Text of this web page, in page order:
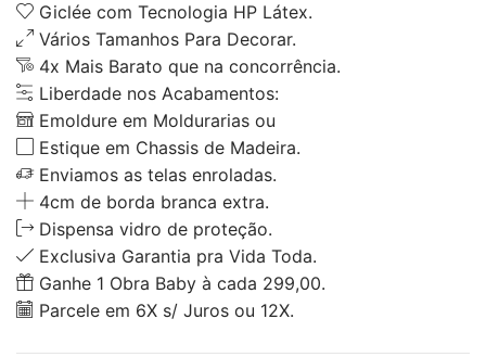
Giclée com Tecnologia HP Látex.
Vários Tamanhos Para Decorar.
4x Mais Barato que na concorrência.
Liberdade nos Acabamentos:
Emoldure em Moldurarias ou
Estique em Chassis de Madeira.
Enviamos as telas enroladas.
4cm de borda branca extra.
Dispensa vidro de proteção.
Exclusiva Garantia pra Vida Toda.
Ganhe 1 Obra Baby à cada 299,00.
Parcele em 6X s/ Juros ou 12X.